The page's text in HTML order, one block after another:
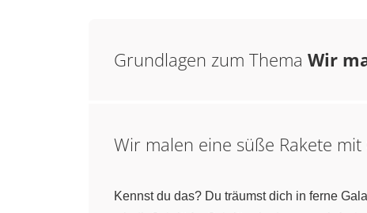
Grundlagen zum Thema Wir
Wir malen eine süße Rakete mit
Kennst du das? Du träumst dich in ferne